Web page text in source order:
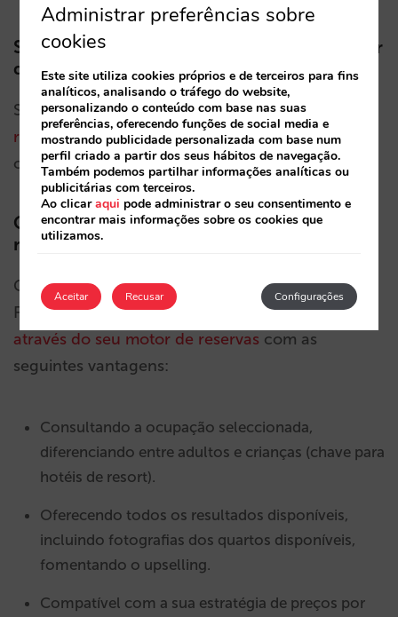
Sou cliente Mirai Metasearch, posso usufruir
desta oportunidade?
Sim, pode. Tanto clientes Mirai, comomotor de
reservas, assim como de conectividade a Metas,
ou
Mirai Metasearch.
Como consegue a Quicktext cotizar
reservas em tempo real?
Graças à integração com a Mirai, o seu chatbot
Freemium poderácotar ao cliente em tempo real
através do seu motor de reservas com as
seguintes vantagens:
Consultando a ocupação seleccionada,
diferenciando entre adultos e crianças (chave para
hotéis de resort).
Oferecendo todos os resultados disponíveis,
incluindo fotografias dos quartos disponíveis,
fomentando o upselling.
Compatível com a sua estratégia de preços por
Administrar preferências sobre
cookies
Este site utiliza cookies próprios e de terceiros para fins
analíticos, analisando o tráfego do website,
personalizando o conteúdo com base nas suas
preferências, oferecendo funções de social media e
mostrando publicidade personalizada com base num
perfil criado a partir dos seus hábitos de navegação.
Também podemos partilhar informações analíticas ou
publicitárias com terceiros.
Ao clicaraqui pode administrar o seu consentimento e
encontrar mais informações sobre os cookies que
utilizamos.
Aceitar Configurações
Recusar